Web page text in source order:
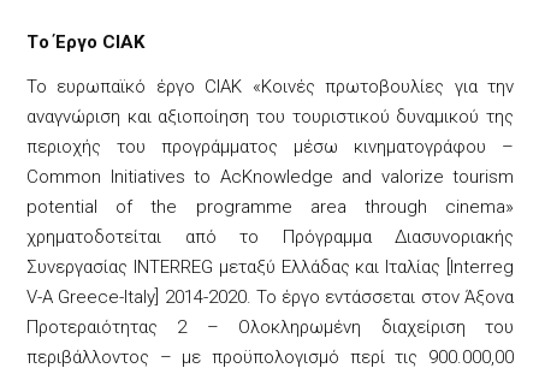
Tο Έργο CIAK
Το ευρωπαϊκό έργο CIAK «Κοινές πρωτοβουλίες για την
αναγνώριση και αξιοποίηση του τουριστικού δυναμικού της
περιοχής του προγράμματος μέσω κινηματογράφου –
Common Initiatives to AcKnowledge and valorize tourism
potential of the programme area through cinema»
χρηματοδοτείται από το Πρόγραμμα Διασυνοριακής
Συνεργασίας INTERREG μεταξύ Ελλάδας και Ιταλίας [Interreg
V-A Greece-Italy] 2014-2020. Το έργο εντάσσεται στον Άξονα
Προτεραιότητας 2 – Ολοκληρωμένη διαχείριση του
περιβάλλοντος – με προϋπολογισμό περί τις 900.000,00